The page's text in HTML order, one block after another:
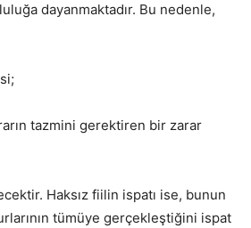
dayanmaktadır. Bu nedenle,
tazmini gerektiren bir zarar
Haksız fiilin ispatı ise, bunun
tümüye gerçekleştiğini ispat